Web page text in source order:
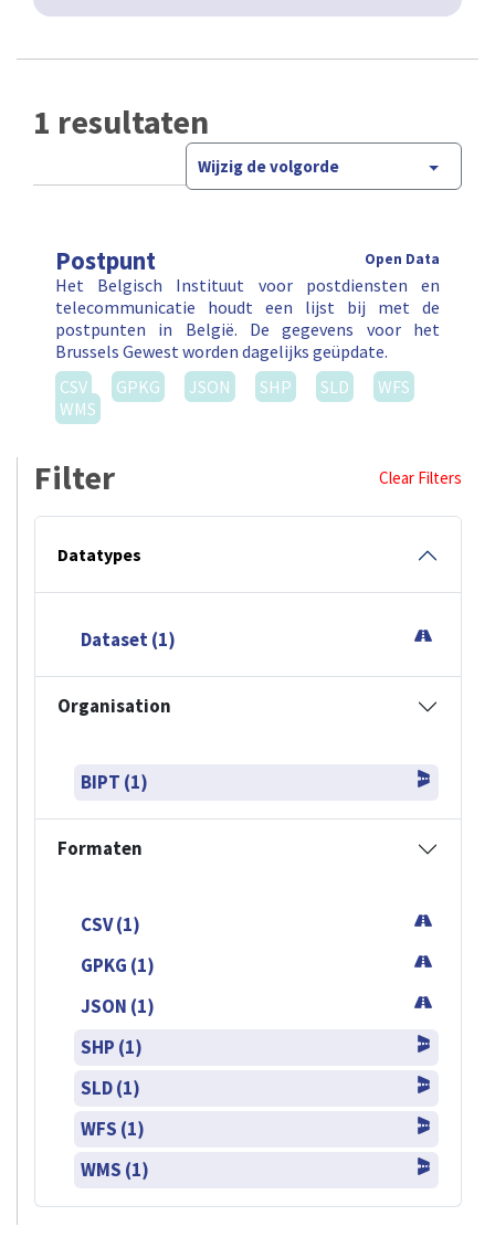
1 resultaten
Wijzig de volgorde
Postpunt Open Data
Het Belgisch Instituut voor postdiensten en
telecommunicatie houdt een lijst bij met de
postpunten in België. De gegevens voor het
Brussels Gewest worden dagelijks geüpdate.
CSV
GPKG JSON SHP SLD
WFS
WMS
Filter Clear Filters
Datatypes
Dataset (1)
Organisation
BIPT (1)
Formaten
CSV (1)
GPKG (1)
JSON (1)
SHP (1)
SLD (1)
WFS (1)
WMS (1)